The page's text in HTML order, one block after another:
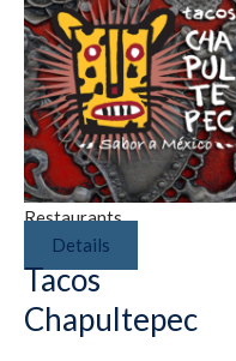
Restaurants
Details
Tacos
Chapultepec